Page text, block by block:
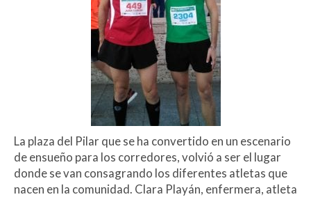
La plaza del Pilar que se ha convertido en un escenario
de ensueño para los corredores, volvió a ser el lugar
donde se van consagrando los diferentes atletas que
nacen en la comunidad. Clara Playán, enfermera, atleta